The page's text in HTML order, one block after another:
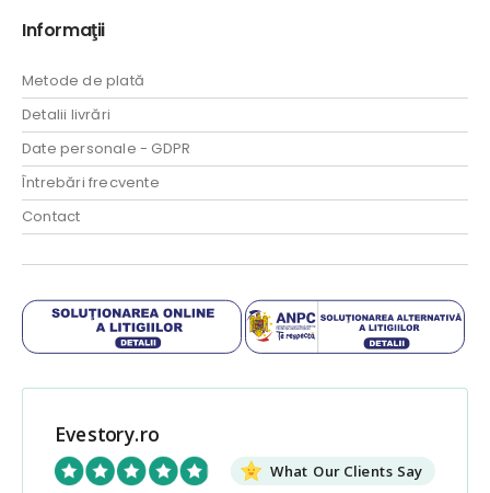
Informaţii
Metode de plată
Detalii livrări
Date personale - GDPR
Întrebări frecvente
Contact
Evestory.ro
What Our Clients Say